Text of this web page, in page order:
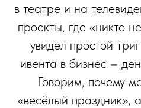
в театре и на
проекты, где «никто
увидел простой
ивента в бизнес –
Говорим, почему
«весёлый праздник»,